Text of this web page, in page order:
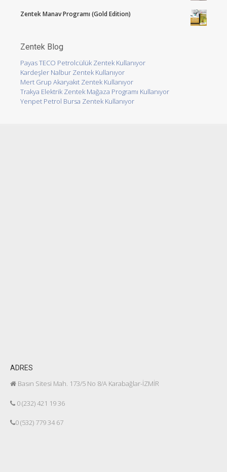
Zentek Manav Programı (Gold Edition)
Zentek Blog
Payas TECO Petrolcülük Zentek Kullanıyor
Kardeşler Nalbur Zentek Kullanıyor
Mert Grup Akaryakıt Zentek Kullanıyor
Trakya Elektrik Zentek Mağaza Programı Kullanıyor
Yenpet Petrol Bursa Zentek Kullanıyor
ADRES
Basın Sitesi Mah. 173/5 No 8/A Karabağlar-İZMİR
0 (232) 421 19 36
0 (532) 779 34 67